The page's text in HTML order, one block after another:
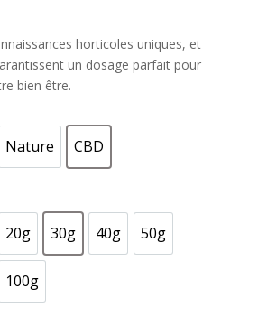
horticoles uniques, et
un dosage parfait pour
bien être.
Nature
Nature CBD
CBD
20g
20g 30g
30g 40g
40g 50g
50g
100g
100g